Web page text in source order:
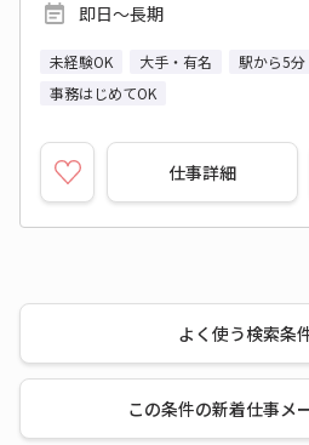
即日～長期
未経験OK 大手・有名 駅から5分
事務はじめてOK
仕事詳細
よく使う検索条
この条件の新着仕事メ